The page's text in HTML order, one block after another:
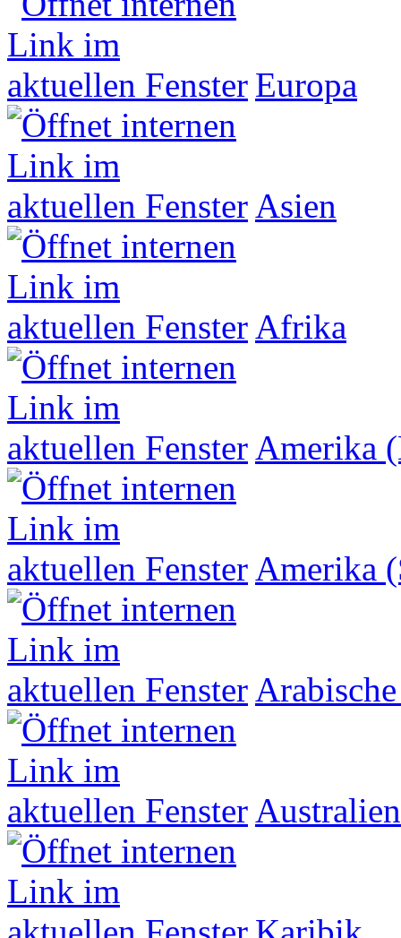
Europa
Asien
Afrika
Amerika
Amerika
Australien